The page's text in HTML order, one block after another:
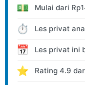
💵 Mulai dari Rp
⏱️ Les privat
📅 Les privat ini
⭐ Rating 4.9